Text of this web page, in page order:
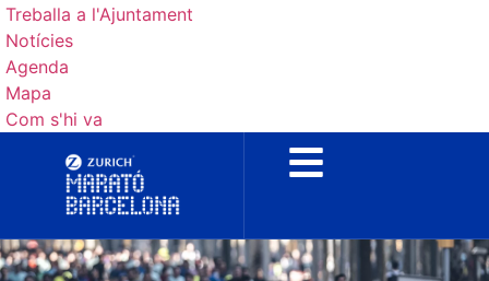
Treballa a l'Ajuntament
Notícies
Agenda
Mapa
Com s'hi va